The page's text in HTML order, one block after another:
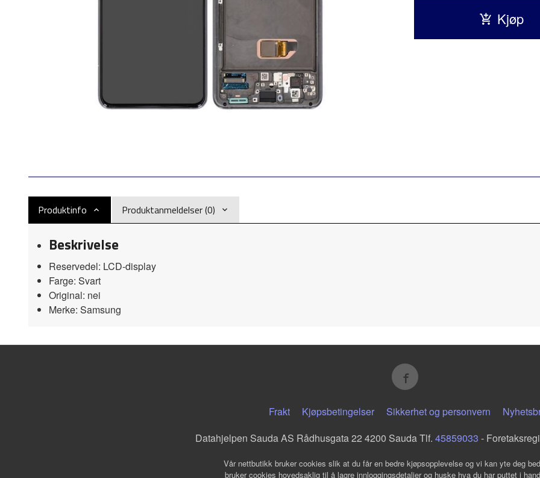
Kjøp
Produktinfo Produktanmeldelser (0)
Beskrivelse
Reservedel: LCD-display
Farge: Svart
Original: nei
Merke: Samsung
Frakt Kjøpsbetingelser Sikkerhet og personvern
Datahjelpen Sauda AS Rådhusgata 22 4200 Sauda Tlf. 45859033 -
Vår nettbutikk bruker cookies slik at du får en bedre kjøpsopplevelse og vi kan yte deg
bruker cookies hovedsaklig til å lagre innloggingsdetaljer og huske hva du har puttet i